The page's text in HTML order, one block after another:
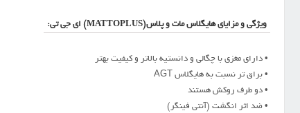
ویژگی و مزایای هایگلاس مات و پلاس(MATTOPLUS) ای جی تی:
• دارای مغزی با چگالی و دانستیه بالاتر و کیفیت بهتر
• براق تر نسبت به هایگلاس AGT
• دو طرف روکش هستند
• ضد اثر انگشت (آنتی فینگر)